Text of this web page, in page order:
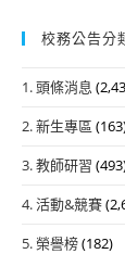
校務公告分
1. 頭條消息
2. 新生專區
3. 教師研習
4. 活動&競賽
5. 榮譽榜(182)